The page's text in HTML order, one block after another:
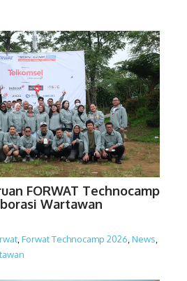
FORWAT Technocamp
Wartawan
Forwat Technocamp 2026 News